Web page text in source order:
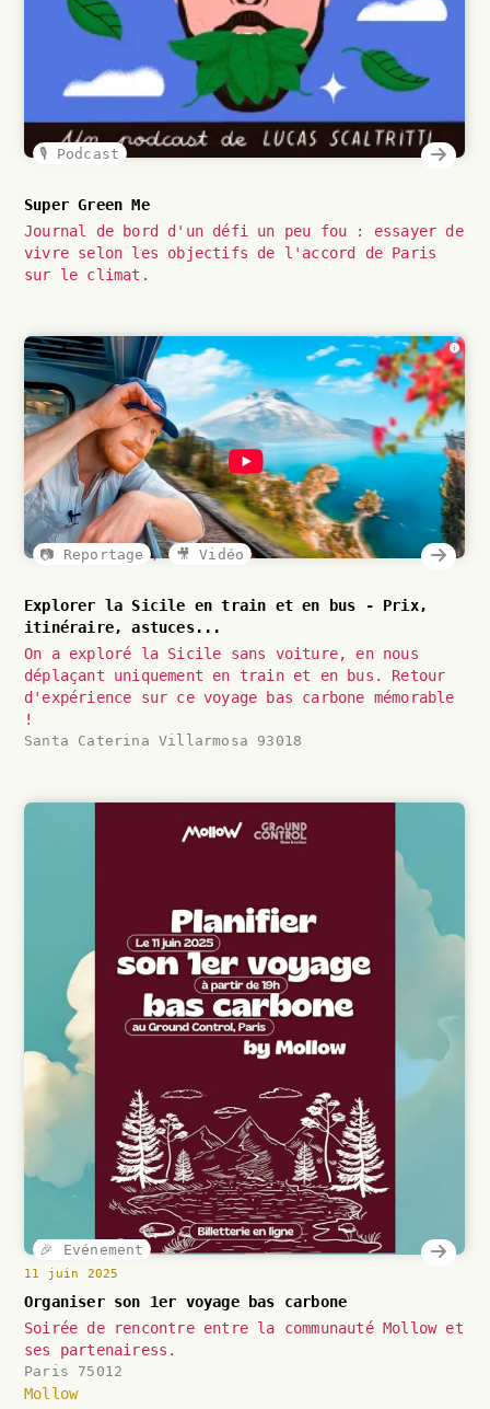
🎙️ Podcast
Super Green Me
Journal de bord d'un défi un peu fou : essayer de
vivre selon les objectifs de l'accord de Paris
sur le climat.
📷 Reportage , 🎥 Vidéo
Explorer la Sicile en train et en bus - Prix,
itinéraire, astuces...
On a exploré la Sicile sans voiture, en nous
déplaçant uniquement en train et en bus. Retour
d'expérience sur ce voyage bas carbone mémorable
!
Santa Caterina Villarmosa 93018
🎉 Evénement
11 juin 2025
Organiser son 1er voyage bas carbone
Soirée de rencontre entre la communauté Mollow et
ses partenairess.
Paris 75012
Mollow